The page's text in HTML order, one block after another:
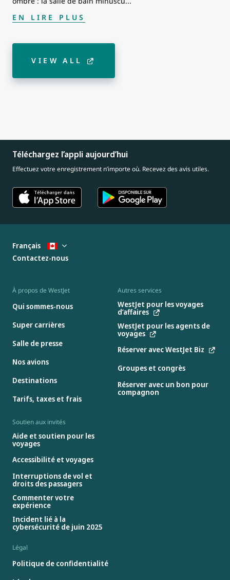
EN LIRE PLUS
VIEW ALL
Téléchargez l’appli aujourd’hui
Effectuez votre enregistrement n’importe où. Recevez des avis utiles.
À propos de WestJet
Qui sommes-nous
Super carrières
Salle de presse
Nos avions
Destinations
Tarifs, taxes et frais
Autres services
WestJet pour les voyages
d’affaires
WestJet pour les agents de
voyages
Réserver avec WestJet Biz
Groupes et congrès
Réserver avec un bon pour
compagnon
Soutien aux invités
Aide et soutien pour les
voyages
Accessibilité et voyages
Interruptions de vol et
droits des passagers
Commenter votre
expérience
Incident lié à la
cybersécurité de juin 2025
Légal
Politique de confidentialité
Français
Contactez-nous